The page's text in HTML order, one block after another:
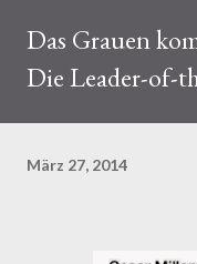
Das Grauen
Die Leader-of-
März 27, 2014